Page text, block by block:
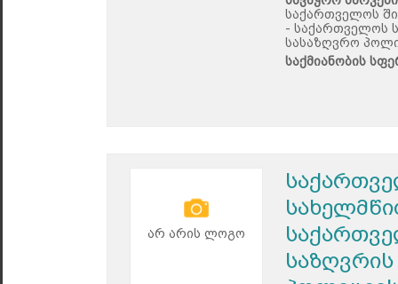
საქართველოს
- საქართველოს
სასაზღვრო
საქმიანობის
არ არის ლოგო